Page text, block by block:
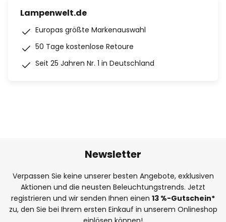
Lampenwelt.de
Europas größte Markenauswahl
50 Tage kostenlose Retoure
Seit 25 Jahren Nr. 1 in Deutschland
Newsletter
Verpassen Sie keine unserer besten Angebote, exklusiven
Aktionen und die neusten Beleuchtungstrends. Jetzt
registrieren und wir senden Ihnen einen 13 %-Gutschein*
zu, den Sie bei Ihrem ersten Einkauf in unserem Onlineshop